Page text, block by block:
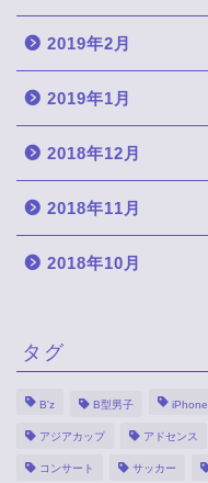
2019年2月
2019年1月
2018年12月
2018年11月
2018年10月
タグ
B'z B型男子 iPhone
アジアカップ アドセンス
コンサート サッカー